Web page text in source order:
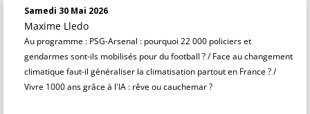
Samedi 30 Mai 2026
Maxime Lledo
Au programme : PSG-Arsenal : pourquoi 22 000 policiers et
gendarmes sont-ils mobilisés pour du football ? / Face au changement
climatique faut-il généraliser la climatisation partout en France ? /
Vivre 1000 ans grâce à l'IA : rêve ou cauchemar ?